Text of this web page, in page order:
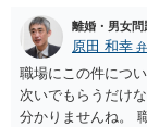
離婚・男女
原田 和幸
職場にこの件につ
次いでもらうだけ
分かりませんね。